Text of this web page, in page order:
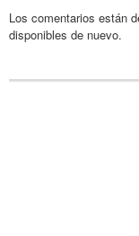
Los comentarios están
disponibles de nuevo.